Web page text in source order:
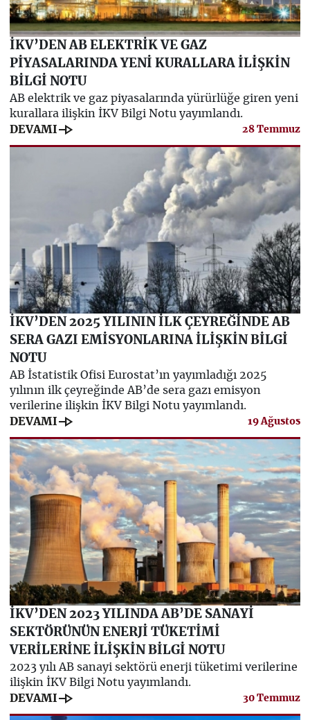
İKV’DEN AB ELEKTRİK VE GAZ
PİYASALARINDA YENİ KURALLARA İLİŞKİN
BİLGİ NOTU
AB elektrik ve gaz piyasalarında yürürlüğe giren yeni
kurallara ilişkin İKV Bilgi Notu yayımlandı.
DEVAMI line_end_arrow 28 Temmuz
İKV’DEN 2025 YILININ İLK ÇEYREĞİNDE AB
SERA GAZI EMİSYONLARINA İLİŞKİN BİLGİ
NOTU
AB İstatistik Ofisi Eurostat’ın yayımladığı 2025
yılının ilk çeyreğinde AB’de sera gazı emisyon
verilerine ilişkin İKV Bilgi Notu yayımlandı.
DEVAMI line_end_arrow 19 Ağustos
İKV’DEN 2023 YILINDA AB’DE SANAYİ
SEKTÖRÜNÜN ENERJİ TÜKETİMİ
VERİLERİNE İLİŞKİN BİLGİ NOTU
2023 yılı AB sanayi sektörü enerji tüketimi verilerine
ilişkin İKV Bilgi Notu yayımlandı.
DEVAMI line_end_arrow 30 Temmuz